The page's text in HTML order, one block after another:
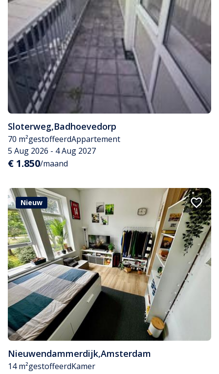
Sloterweg,Badhoevedorp
70 m²gestoffeerdAppartement
5 Aug 2026 - 4 Aug 2027
€ 1.850/maand
Nieuw
Nieuwendammerdijk,Amsterdam
14 m²gestoffeerdKamer